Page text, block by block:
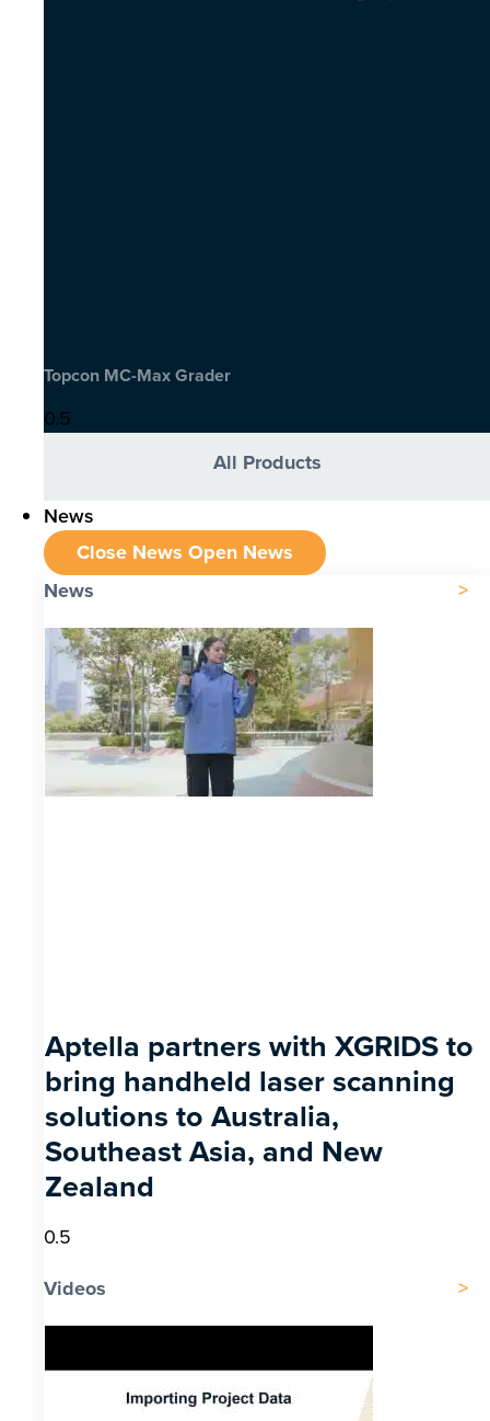
Topcon MC-Max Grader
All Products
News
Close News Open News
News
Aptella partners with XGRIDS to
bring handheld laser scanning
solutions to Australia,
Southeast Asia, and New
Zealand
Videos